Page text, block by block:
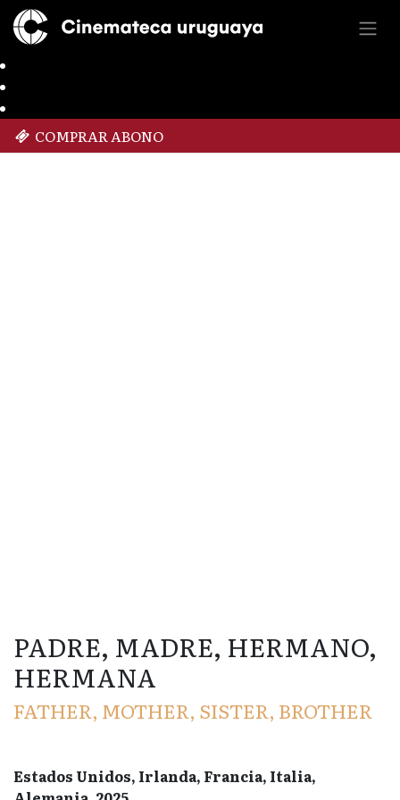
COMPRAR ABONO
PADRE, MADRE, HERMANO,
HERMANA
FATHER, MOTHER, SISTER, BROTHER
Estados Unidos, Irlanda, Francia, Italia,